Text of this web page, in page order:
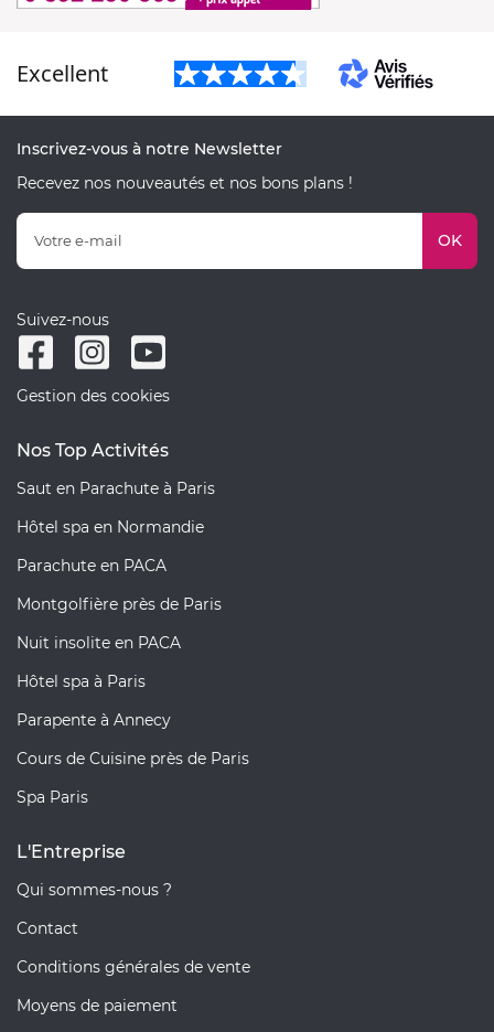
Excellent
Inscrivez-vous à notre Newsletter
Recevez nos nouveautés et nos bons plans !
OK
Suivez-nous
Gestion des cookies
Nos Top Activités
Saut en Parachute à Paris
Hôtel spa en Normandie
Parachute en PACA
Montgolfière près de Paris
Nuit insolite en PACA
Hôtel spa à Paris
Parapente à Annecy
Cours de Cuisine près de Paris
Spa Paris
L'Entreprise
Qui sommes-nous ?
Contact
Conditions générales de vente
Moyens de paiement